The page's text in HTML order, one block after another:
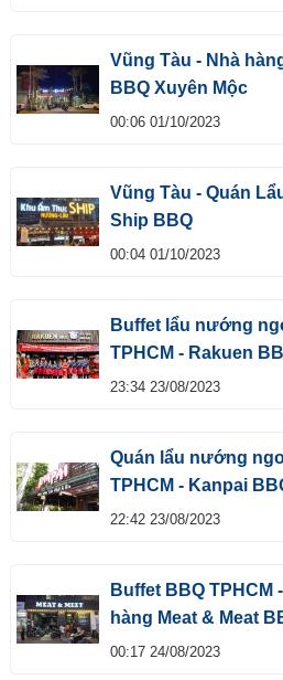
Vũng Tàu - Nhà
BBQ Xuyên Mộc
00:06 01/10/2023
Vũng Tàu - Quán
Ship BBQ
00:04 01/10/2023
Buffet lẩu nướng
TPHCM - Rakuen
Tân Bình
23:34 23/08/2023
Quán lẩu nướng
TPHCM - Kanpai
Tân Bình
22:42 23/08/2023
Buffet BBQ TPHCM
hàng Meat & Meat
1
00:17 24/08/2023